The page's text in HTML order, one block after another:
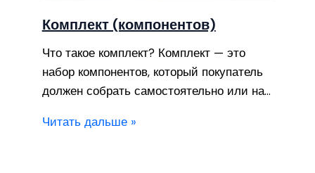
Комплект (компонентов)
Что такое комплект? Комплект — это
набор компонентов, который покупатель
должен собрать самостоятельно или на…
Читать дальше »